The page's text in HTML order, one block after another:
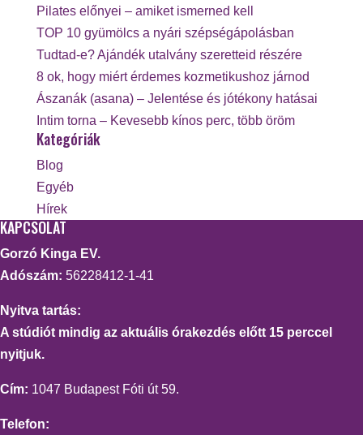
Pilates előnyei – amiket ismerned kell
TOP 10 gyümölcs a nyári szépségápolásban
Tudtad-e? Ajándék utalvány szeretteid részére
8 ok, hogy miért érdemes kozmetikushoz járnod
Ászanák (asana) – Jelentése és jótékony hatásai
Intim torna – Kevesebb kínos perc, több öröm
Kategóriák
Blog
Egyéb
Hírek
KAPCSOLAT
Gorzó Kinga EV.
Adószám: 56228412-1-41
Nyitva tartás:
A stúdiót mindig az aktuális órakezdés előtt 15 perccel
nyitjuk.
Cím: 1047 Budapest Fóti út 59.
Telefon: